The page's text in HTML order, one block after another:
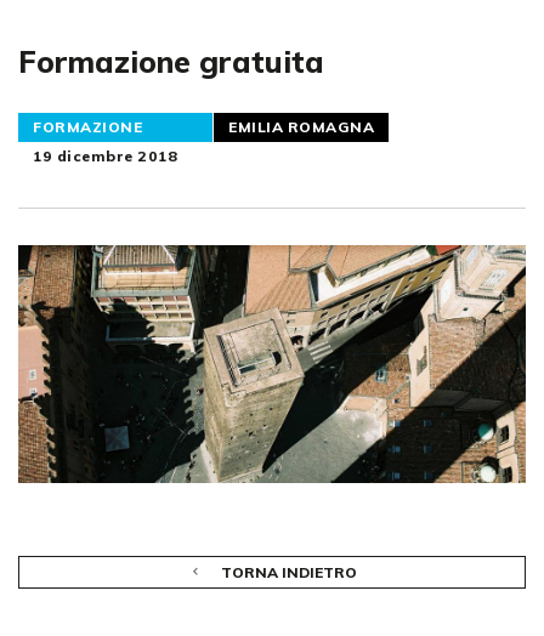
TORNA INDIETRO
Formazione gratuita
FORMAZIONE
EMILIA ROMAGNA
19 dicembre 2018